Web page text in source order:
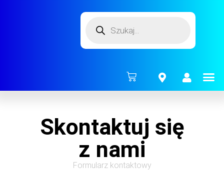
Skontaktuj się
z nami
Formularz kontaktowy